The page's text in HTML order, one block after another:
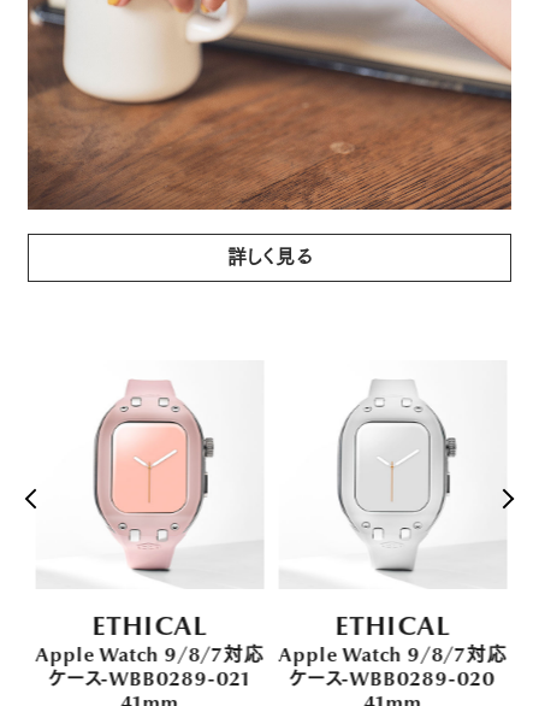
詳しく見る
ETHICAL
Apple Watch 9/8/7対応
ケース-WBB0289-021
ETHICAL
Apple Watch 9/8/7対応
ケース-WBB0289-020